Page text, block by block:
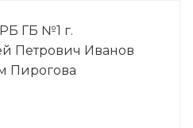
ГБ №1 г.
Петрович Иванов
Пирогова